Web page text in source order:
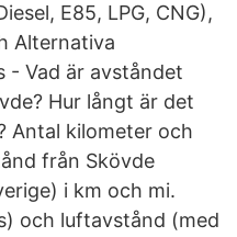
E85, LPG, CNG),
Alternativa
- Vad är avståndet
Hur långt är det
Antal kilometer och
från Skövde
i km och mi.
och luftavstånd (med